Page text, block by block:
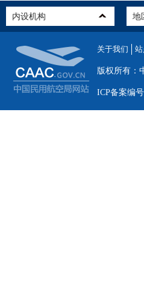
关于我们 站
版权所有：
ICP备案编